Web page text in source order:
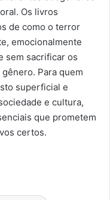
Os livros
de como o terror
emocionalmente
sem sacrificar os
Para quem
superficial e
e cultura,
que prometem
certos.